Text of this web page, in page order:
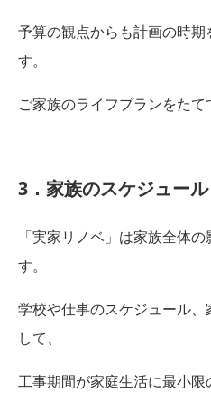
予算の観点からも計画の時
す。
ご家族のライフプランをたて
3．家族のスケジュール
「実家リノベ」は家族全体
す。
学校や仕事のスケジュール
して、
工事期間が家庭生活に最小